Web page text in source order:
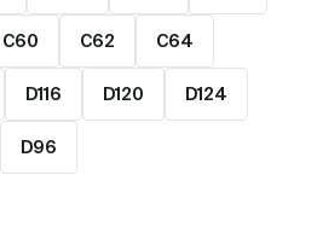
C60 C62 C64
D116 D120 D124
D96